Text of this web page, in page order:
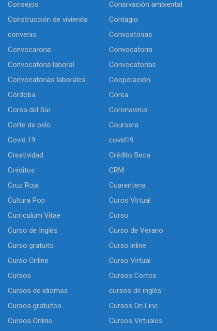
Consejos
Consrvación ambiental
Construcción de vivienda
Contagio
convenio
Convoatorias
Convocaroria
Convocatoria
Convocatoria laboral
Convocatorias
Convocatorias laborales
Cooperación
Córdoba
Corea
Corea del Sur
Coronavirus
Corte de pelo
Coursera
Covid 19
covid19
Creatividad
Crédito Beca
Créditos
CRM
Cruz Roja
Cuarentena
Cultura Pop
Curos Virtual
Curriculum Vitae
Curso
Curso de Inglés
Curso de Verano
Curso gratuito
Curso inline
Curso Online
Curso Virtual
Cursos
Cursos Cortos
Cursos de idiomas
cursos de inglés
Cursos gratuitos
Cursos On Line
Cursos Online
Cursos Virtuales